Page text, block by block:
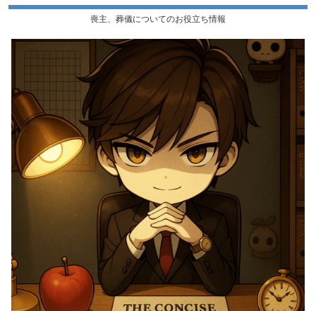
喪主、葬儀についてのお役立ち情報